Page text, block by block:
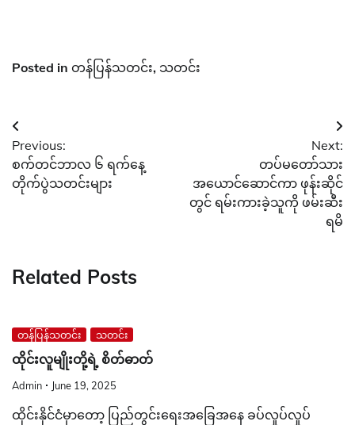
Posted in တန်ပြန်သတင်း, သတင်း
Post
navigation
Previous:
စက်တင်ဘာလ ၆ ရက်နေ့
တိုက်ပွဲသတင်းများ
Next:
တပ်မတော်သား
အယောင်ဆောင်ကာ ဖုန်းဆိုင်
တွင် ရမ်းကားခဲ့သူကို ဖမ်းဆီး
ရမိ
Related Posts
တန်ပြန်သတင်း သတင်း
ထိုင်းလူမျိုးတို့ရဲ့ စိတ်ဓာတ်
Admin June 19, 2025
ထိုင်းနိုင်ငံမှာတော့ ပြည်တွင်းရေးအခြေအနေ ခပ်လှုပ်လှုပ်